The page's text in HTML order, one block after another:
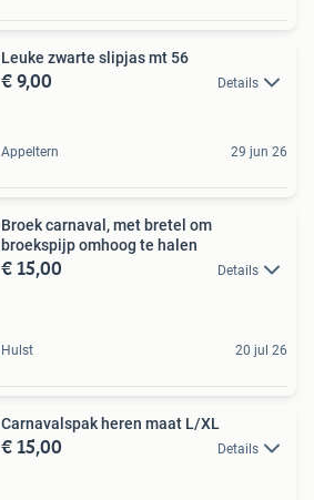
Leuke zwarte slipjas mt 56
€ 9,00 Details
Appeltern 29 jun 26
Broek carnaval, met bretel om
broekspijp omhoog te halen
€ 15,00 Details
Hulst 20 jul 26
Carnavalspak heren maat L/XL
€ 15,00 Details